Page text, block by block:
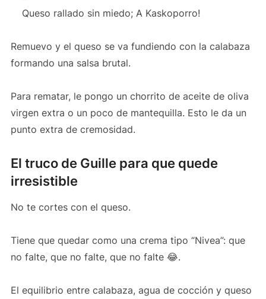
Queso rallado sin miedo; A Kaskoporro!
Remuevo y el queso se va fundiendo con la calabaza
formando una salsa brutal.
Para rematar, le pongo un chorrito de aceite de oliva
virgen extra o un poco de mantequilla. Esto le da un
punto extra de cremosidad.
El truco de Guille para que quede
irresistible
No te cortes con el queso.
Tiene que quedar como una crema tipo “Nivea”: que
no falte, que no falte, que no falte 😂.
El equilibrio entre calabaza, agua de cocción y queso